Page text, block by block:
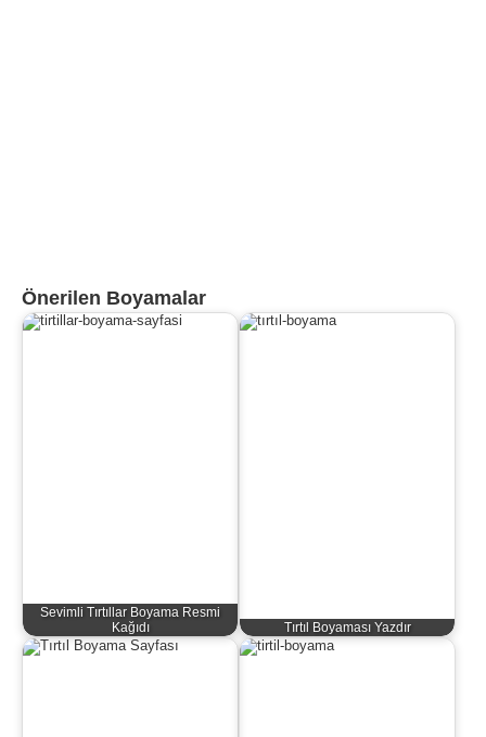
Önerilen Boyamalar
Sevimli Tırtıllar Boyama Resmi
Kağıdı
Tırtıl Boyaması Yazdır